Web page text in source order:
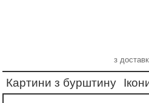
з
Картини з бурштину